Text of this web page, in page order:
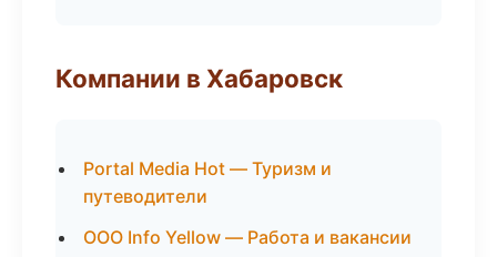
Компании в Хабаровск
Portal Media Hot — Туризм и
путеводители
ООО Info Yellow — Работа и вакансии